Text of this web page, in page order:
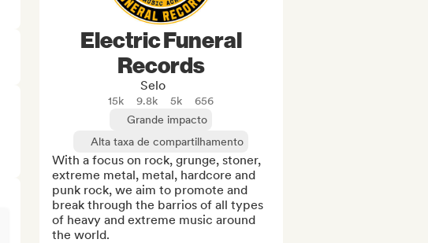
Electric Funeral
Records
Selo
15k 9.8k 5k
656
Grande impacto
Alta taxa de compartilhamento
With a focus on rock, grunge, stoner,
extreme metal, metal, hardcore and
punk rock, we aim to promote and
break through the barrios of all types
of heavy and extreme music around
the world.